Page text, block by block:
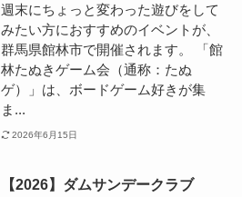
週末にちょっと変わった遊びをして
みたい方におすすめのイベントが、
群馬県館林市で開催されます。 「館
林たぬきゲーム会（通称：たぬ
ゲ）」は、ボードゲーム好きが集
ま...
2026年6月15日
【2026】ダムサンデークラブ